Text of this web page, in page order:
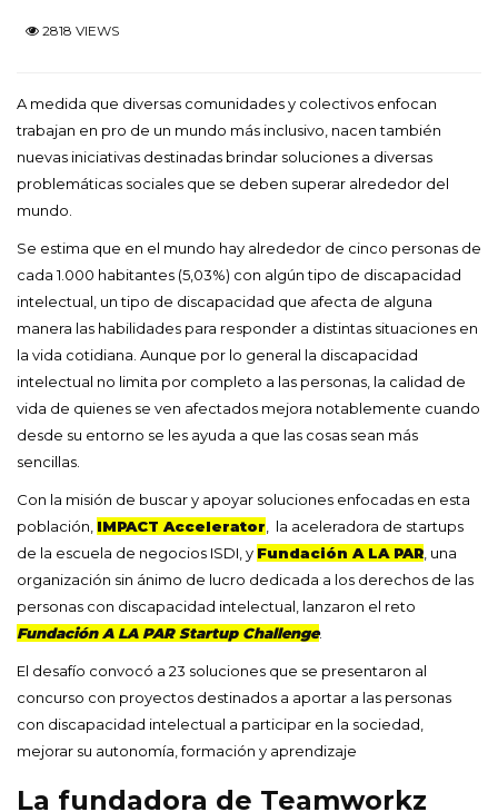
2818 VIEWS
A medida que diversas comunidades y colectivos enfocan
trabajan en pro de un mundo más inclusivo, nacen también
nuevas iniciativas destinadas brindar soluciones a diversas
problemáticas sociales que se deben superar alrededor del
mundo.
Se estima que en el mundo hay alrededor de cinco personas de
cada 1.000 habitantes (5,03%) con algún tipo de discapacidad
intelectual, un tipo de discapacidad que afecta de alguna
manera las habilidades para responder a distintas situaciones en
la vida cotidiana. Aunque por lo general la discapacidad
intelectual no limita por completo a las personas, la calidad de
vida de quienes se ven afectados mejora notablemente cuando
desde su entorno se les ayuda a que las cosas sean más
sencillas.
Con la misión de buscar y apoyar soluciones enfocadas en esta
población, IMPACT Accelerator , la aceleradora de startups
de la escuela de negocios ISDI, y Fundación A LA PAR , una
organización sin ánimo de lucro dedicada a los derechos de las
personas con discapacidad intelectual, lanzaron el reto
Fundación A LA PAR Startup Challenge.
El desafío convocó a 23 soluciones que se presentaron al
concurso con proyectos destinados a aportar a las personas
con discapacidad intelectual a participar en la sociedad,
mejorar su autonomía, formación y aprendizaje
La fundadora de Teamworkz